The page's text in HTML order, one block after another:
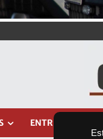
ENTRETENIMENTO